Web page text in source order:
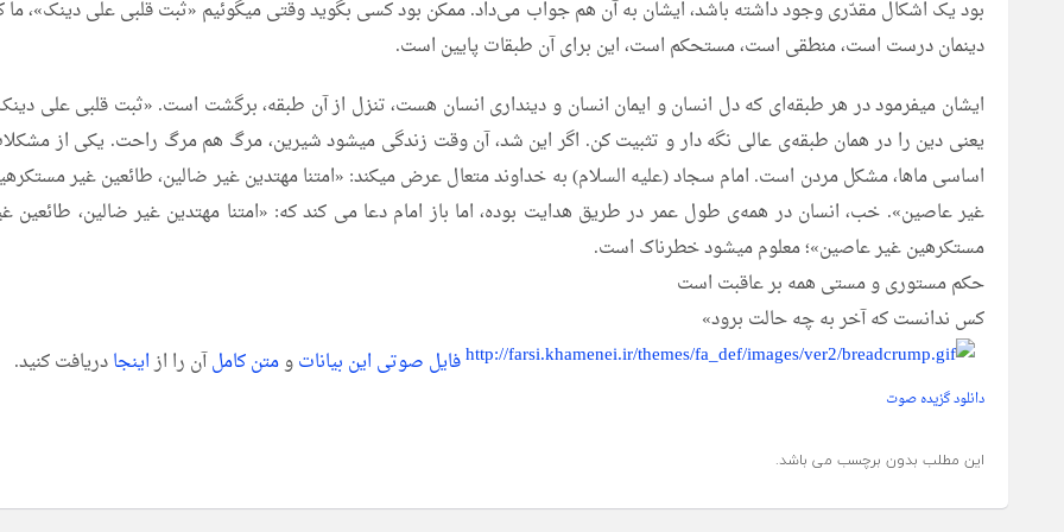
بود یک اشکال مقدّری وجود داشته باشد، ایشان به آن هم جواب می‌داد. ممکن بود کسی بگوید وقتی میگوئیم «ثبت قلبی علی دینک»، ما
دینمان درست است، منطقی است، مستحکم است، این برای آن طبقات پایین است.
ایشان میفرمود در هر طبقه‌ای که دل انسان و ایمان انسان و دینداری انسان هست، تنزل از آن طبقه، برگشت است. «ثبت قلبی علی
یعنی دین را در همان طبقه‌ی عالی نگه دار و تثبیت کن. اگر این شد، آن وقت زندگی میشود شیرین، مرگ هم مرگ راحت. یکی از
اساسی ماها، مشکل مردن است. امام سجاد (علیه السلام) به خداوند متعال عرض میکند: «امتنا مهتدین غیر ضالین، طائعین غیر
غیر عاصین». خب، انسان در همه‌ی طول عمر در طریق هدایت بوده، اما باز امام دعا می کند که: «امتنا مهتدین غیر ضالین، طائعین
مستکرهین غیر عاصین»؛ معلوم میشود خطرناک است.
حکم مستوری و مستی همه بر عاقبت است
کس ندانست که آخر به چه حالت برود»
فایل صوتی این بیاناتومتن کاملآن را ازاینجادریافت کنید.
دانلود گزیده صوت
این مطلب بدون برچسب می باشد.